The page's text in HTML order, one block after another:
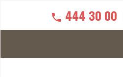
444 30 00